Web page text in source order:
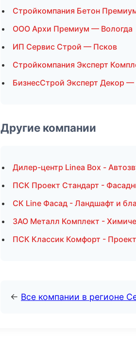
Стройкомпания Бетон
ООО Архи Премиум — Вологда
ИП Сервис Строй — Псков
Стройкомпания Эксперт
БизнесСтрой Эксперт Декор —
Другие компании
Дилер-центр Linea Box -
ПСК Проект Стандарт -
СК Line Фасад - Ландшафт и
ЗАО Металл Комплект -
ПСК Классик Комфорт -
← Все компании в регионе